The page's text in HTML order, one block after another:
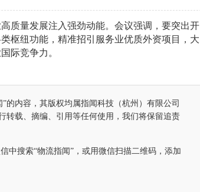
质量发展注入强劲动能。会议强调，要突出开
枢纽功能，精准招引服务业优质外资项目，大
际竞争力。
的内容，其版权均属指闻科技（杭州）有限公司
转载、摘编、引用等任何使用，我们将保留追责
中搜索“物流指闻”，或用微信扫描二维码，添加